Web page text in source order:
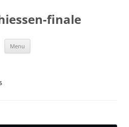
finale
Menu